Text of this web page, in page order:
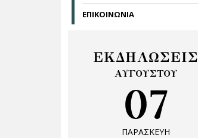
ΕΠΙΚΟΙΝΩΝΙΑ
ΕΚΔΗΛΩΣΕΙΣ
ΑΥΓΟΥΣΤΟΥ
07
ΠΑΡΑΣΚΕΥΗ